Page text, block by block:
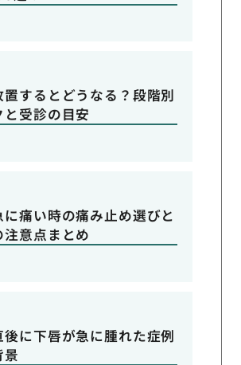
置するとどうなる？段階別
と受診の目安
痛い時の痛み止め選びと
意点まとめ
後に下唇が急に腫れた症例
景